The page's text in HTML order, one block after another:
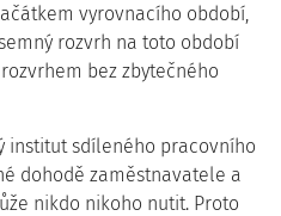
vyrovnacího období,
rozvrh na toto období
bez zbytečného
institut sdíleného pracovního
dohodě zaměstnavatele a
nikdo nikoho nutit. Proto